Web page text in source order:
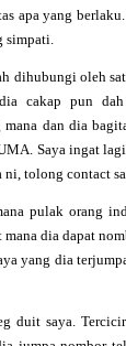
apa yang
simpati.
dihubungi oleh
cakap pun
dan dia
Saya ingat
ni, tolong contact
pulak orang
dia dapat
yang dia
duit saya. Tercicir